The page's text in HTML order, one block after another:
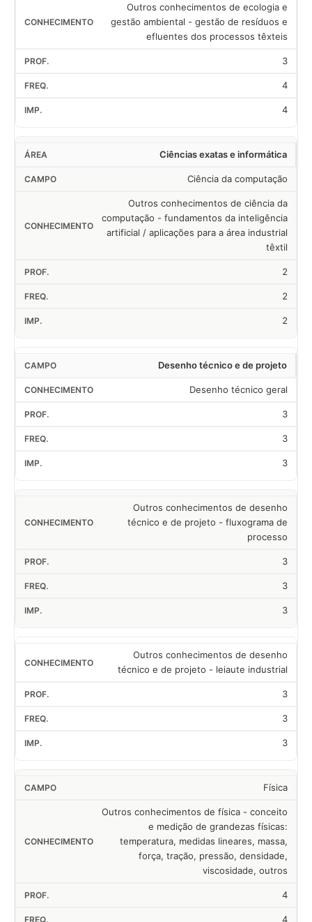
Outros conhecimentos de ecologia e
gestão ambiental - gestão de resíduos e
efluentes dos processos têxteis
3
4
4
Ciências exatas e informática
Ciência da computação
Outros conhecimentos de ciência da
computação - fundamentos da inteligência
artificial / aplicações para a área industrial
têxtil
2
2
2
Desenho técnico e de projeto
Desenho técnico geral
3
3
3
Outros conhecimentos de desenho
técnico e de projeto - fluxograma de
processo
3
3
3
Outros conhecimentos de desenho
técnico e de projeto - leiaute industrial
3
3
3
Física
Outros conhecimentos de física - conceito
e medição de grandezas físicas:
temperatura, medidas lineares, massa,
força, tração, pressão, densidade,
viscosidade, outros
4
4